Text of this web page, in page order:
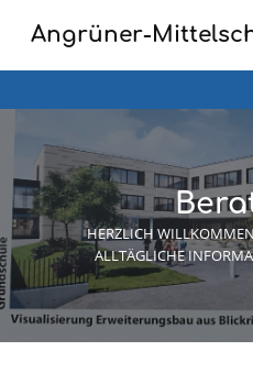
Angrüner-
HERZLICH
ALLTÄGLICHE